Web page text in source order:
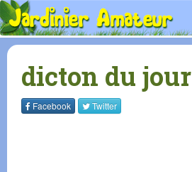
dicton du jour
Facebook Twitter